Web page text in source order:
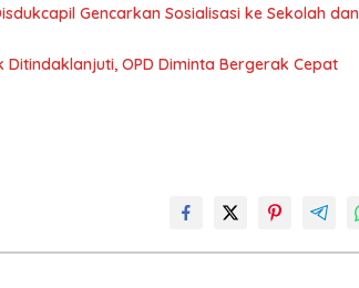
Gencarkan Sosialisasi ke Sekolah dan
OPD Diminta Bergerak Cepat